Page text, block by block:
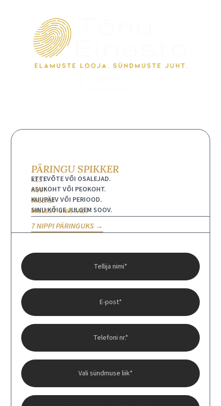
PÄRINGU SPIKKER
KES?
ETTEVÕTE VÕI OSALEJAD.
KUS?
ASUKOHT VÕI PEOKOHT.
MILLAL?
KUUPÄEV VÕI PERIOOD.
MILLEST UNISTAD?
SINU KÕIGE JULGEM SOOV.
7 NIPPI PÄRINGUKS →